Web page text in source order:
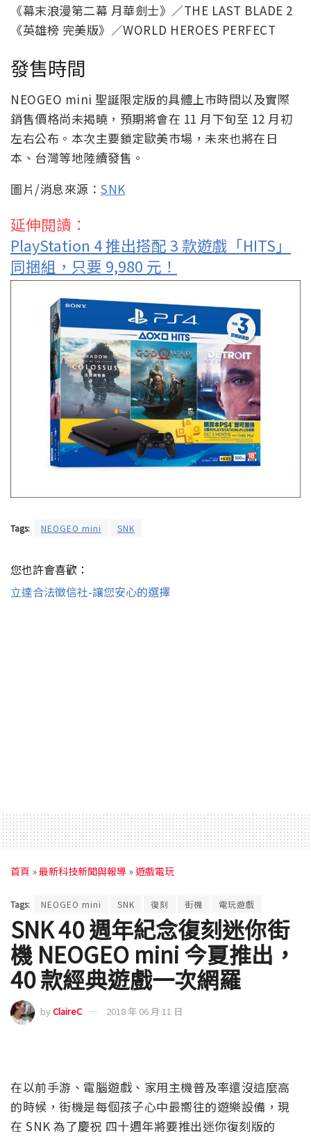
《幕末浪漫第二幕 月華劍士》／THE LAST BLADE 2
《英雄榜 完美版》／WORLD HEROES PERFECT
發售時間
NEOGEO mini 聖誕限定版的具體上市時間以及實際
銷售價格尚未揭曉，預期將會在 11 月下旬至 12 月初
左右公布。本次主要鎖定歐美市場，未來也將在日
本、台灣等地陸續發售。
圖片/消息來源： SNK
延伸閱讀：
PlayStation 4 推出搭配 3 款遊戲「HITS」
同捆組，只要 9,980 元！
Tags: NEOGEO mini SNK
您也許會喜歡：
立達合法徵信社-讓您安心的選擇
首頁 »最新科技新聞與報導 »遊戲電玩
Tags: NEOGEO mini SNK 復刻 街機 電玩遊戲
SNK 40 週年紀念復刻迷你街
機 NEOGEO mini 今夏推出，
40 款經典遊戲一次網羅
byClaireC 2018 年 06 月 11 日
在以前手游、電腦遊戲、家用主機普及率還沒這麼高
的時候，街機是每個孩子心中最嚮往的遊樂設備，現
在 SNK 為了慶祝 四十週年將要推出迷你復刻版的